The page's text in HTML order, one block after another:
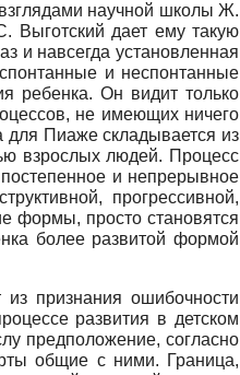
научной школы Ж.
Выготский дает ему такую
и навсегда установленная
и неспонтанные
ребенка. Он видит только
не имеющих ничего
Пиаже складывается из
взрослых людей. Процесс
и непрерывное
прогрессивной,
формы, просто становятся
более развитой формой
признания ошибочности
развития в детском
предположение, согласно
общие с ними. Граница,